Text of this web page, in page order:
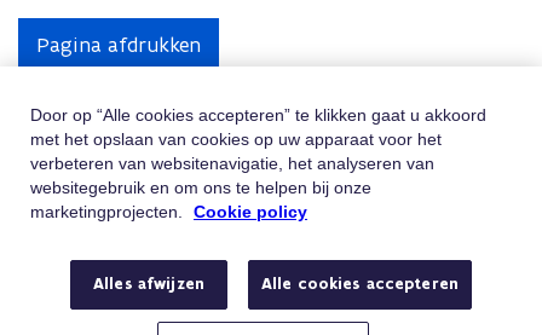
Pagina afdrukken
Hulp Nodig
Vindt u niet wat u zoekt? Contacteer ons
Telefoon
Bel 02/401.31.30
Van maandag tot vrijdag tussen 9u en 19u
Stuur ons een e-mail
Door op “Alle cookies accepteren” te klikken gaat u akkoord
met het opslaan van cookies op uw apparaat voor het
verbeteren van websitenavigatie, het analyseren van
websitegebruik en om ons te helpen bij onze
marketingprojecten.
Cookie policy
Alles afwijzen Alle cookies accepteren